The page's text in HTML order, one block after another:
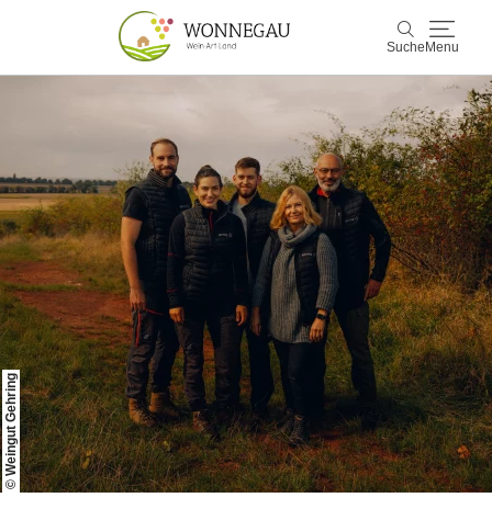
Suche Menu
Suche
Entdecken & Erleben
Wein & Genuss
Kultur & Events
Buchen & Service
© Weingut Gehring